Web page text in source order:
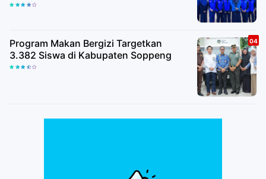
Program Makan Bergizi Targetkan
3.382 Siswa di Kabupaten Soppeng